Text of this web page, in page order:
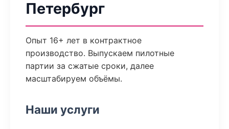
Петербург
Опыт 16+ лет в контрактное
производство. Выпускаем пилотные
партии за сжатые сроки, далее
масштабируем объёмы.
Наши услуги